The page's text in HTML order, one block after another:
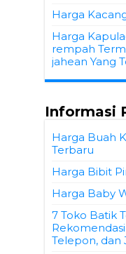
Harga
Harga
rempah
jahean Yang
Informasi
Harga Buah
Terbaru
Harga Bibit
Harga Baby
7 Toko Batik
Telepon, dan